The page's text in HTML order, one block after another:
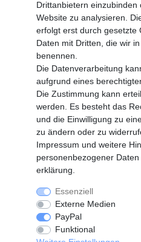
Altgeräte
Login
Registrieren
Vertrag
SERVICE
Info Material als
Versand
Rückrufe
Galerie
Widerrufs­recht
Impressum
Drittanbietern
Website zu analysieren.
erfolgt erst durch gesetzte
Daten mit Dritten, die wir
benennen.
Die Datenverarbeitung
aufgrund eines
Die Zustimmung kann
werden. Es besteht das
und die Einwilligung zu
zu ändern oder zu
Impressum und weitere
personenbezogener
erklärung
Essenziell
Externe Medien
PayPal
Funktional